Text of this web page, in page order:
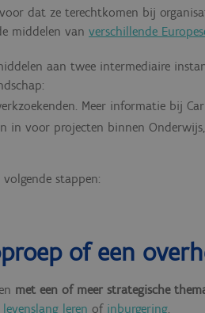
dat ze terechtkomen bij
middelen van verschillende
aan twee intermediaire
Meer informatie bij
in voor projecten binnen
stappen:
of een
met een of meer strategische
levenslang leren of inburgering